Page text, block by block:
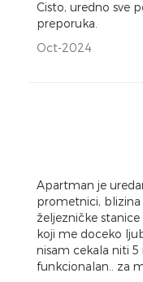
Cisto, uredno sve
preporuka.
Oct-2024
Apartman je
prometnici,
željezničke
koji me doceko
nisam cekala niti
funkcionalan.. za